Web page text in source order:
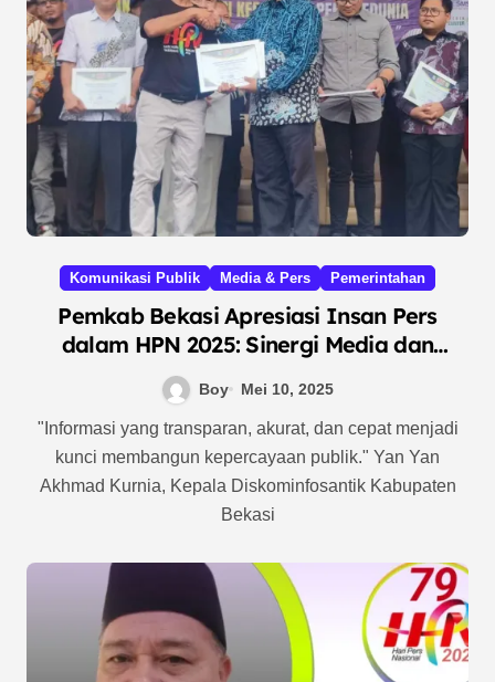
Komunikasi Publik Media & Pers Pemerintahan
Pemkab Bekasi Apresiasi Insan Pers
dalam HPN 2025: Sinergi Media dan
Pemerintah Diperkuat di Tengah
Tantangan Era Digital
Boy Mei 10, 2025
"Informasi yang transparan, akurat, dan cepat menjadi
kunci membangun kepercayaan publik." Yan Yan
Akhmad Kurnia, Kepala Diskominfosantik Kabupaten
Bekasi